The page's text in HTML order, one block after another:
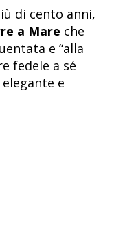
di cento anni,
a Mare che
e “alla
fedele a sé
e